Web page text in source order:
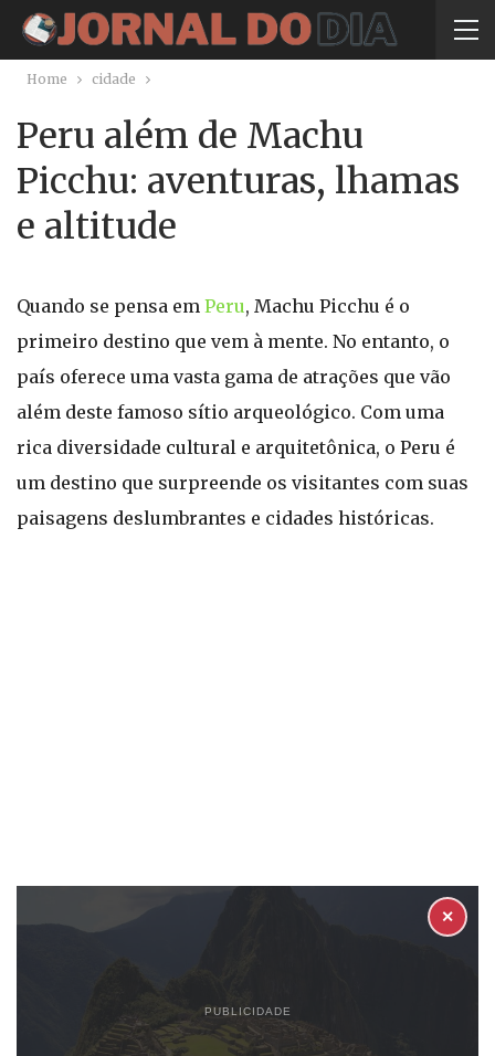
Home cidade
Peru além de Machu
Picchu: aventuras, lhamas
e altitude
Quando se pensa em Peru, Machu Picchu é o
primeiro destino que vem à mente. No entanto, o
país oferece uma vasta gama de atrações que vão
além deste famoso sítio arqueológico. Com uma
rica diversidade cultural e arquitetônica, o Peru é
um destino que surpreende os visitantes com suas
paisagens deslumbrantes e cidades históricas.
PUBLICIDADE
✕